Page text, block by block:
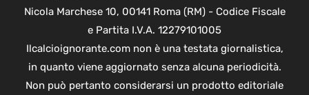
Nicola Marchese 10, 00141 Roma (RM) - Codice Fiscale
e Partita I.V.A. 12279101005
Ilcalcioignorante.com non è una testata giornalistica,
in quanto viene aggiornato senza alcuna periodicità.
Non può pertanto considerarsi un prodotto editoriale